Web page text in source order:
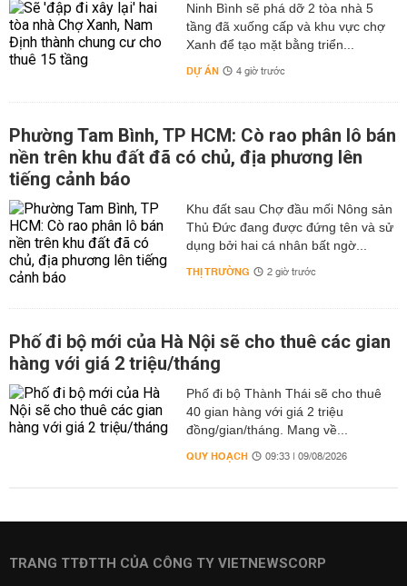
Ninh Bình sẽ phá dỡ 2 tòa nhà 5
tầng đã xuống cấp và khu vực chợ
Xanh để tạo mặt bằng triển...
DỰ ÁN 4 giờ trước
Phường Tam Bình, TP HCM: Cò rao phân lô bán
nền trên khu đất đã có chủ, địa phương lên
tiếng cảnh báo
Khu đất sau Chợ đầu mối Nông sản
Thủ Đức đang được đứng tên và sử
dụng bởi hai cá nhân bất ngờ...
THỊ TRƯỜNG 2 giờ trước
Phố đi bộ mới của Hà Nội sẽ cho thuê các gian
hàng với giá 2 triệu/tháng
Phố đi bộ Thành Thái sẽ cho thuê
40 gian hàng với giá 2 triệu
đồng/gian/tháng. Mang về...
QUY HOẠCH 09:33 | 09/08/2026
TRANG TTĐTTH CỦA CÔNG TY VIETNEWSCORP